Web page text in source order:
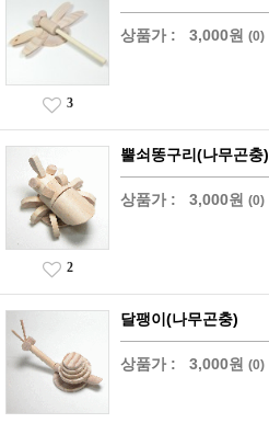
상품가 : 3,000원 (0)
3
뿔쇠똥구리(나무곤충)
상품가 : 3,000원 (0)
2
달팽이(나무곤충)
상품가 : 3,000원 (0)